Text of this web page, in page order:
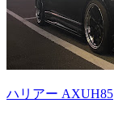
ハリアー AXUH85